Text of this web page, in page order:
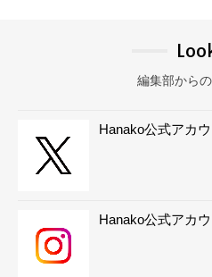
編集部から
Hanako公式アカ
Hanako公式アカ